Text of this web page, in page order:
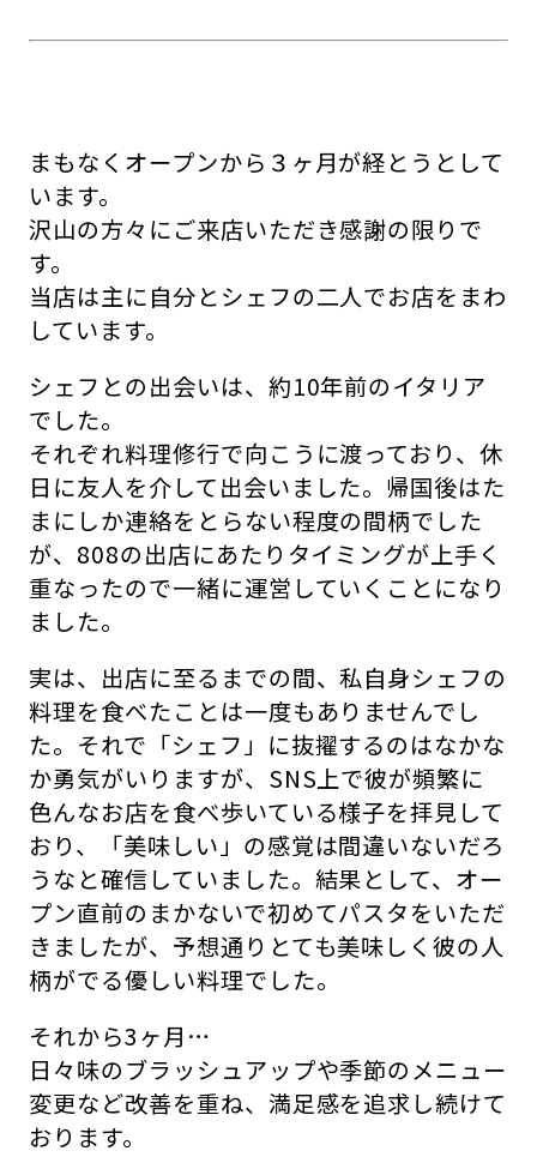
まもなくオープンから３ヶ月が経とうとして
います。
沢山の方々にご来店いただき感謝の限りで
す。
当店は主に自分とシェフの二人でお店をまわ
しています。
シェフとの出会いは、約10年前のイタリア
でした。
それぞれ料理修行で向こうに渡っており、休
日に友人を介して出会いました。帰国後はた
まにしか連絡をとらない程度の間柄でした
が、808の出店にあたりタイミングが上手く
重なったので一緒に運営していくことになり
ました。
実は、出店に至るまでの間、私自身シェフの
料理を食べたことは一度もありませんでし
た。それで「シェフ」に抜擢するのはなかな
か勇気がいりますが、SNS上で彼が頻繁に
色んなお店を食べ歩いている様子を拝見して
おり、「美味しい」の感覚は間違いないだろ
うなと確信していました。結果として、オー
プン直前のまかないで初めてパスタをいただ
きましたが、予想通りとても美味しく彼の人
柄がでる優しい料理でした。
それから3ヶ月…
日々味のブラッシュアップや季節のメニュー
変更など改善を重ね、満足感を追求し続けて
おります。